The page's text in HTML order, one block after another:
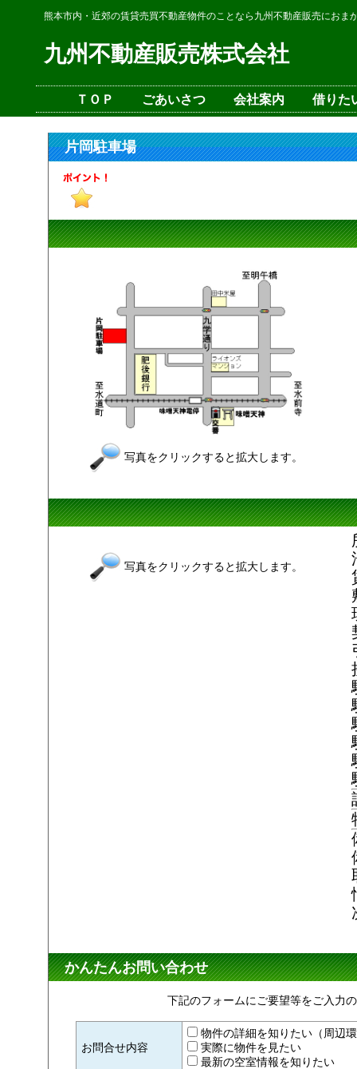
熊本市内・近郊の賃貸売買不動産物件のことなら九州不動産販売におま
九州不動産販売株式会社
ＴＯＰ ごあいさつ 会社案内 借りた
片岡駐車場
写真をクリックすると拡大します。
写真をクリックすると拡大します。
かんたんお問い合わせ
下記のフォームにご要望等をご入力
お問合せ内容
物件の詳細を知りたい（周辺
実際に物件を見たい
最新の空室情報を知りたい